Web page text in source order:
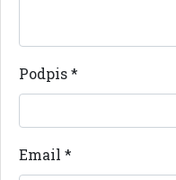
Podpis*
Email *